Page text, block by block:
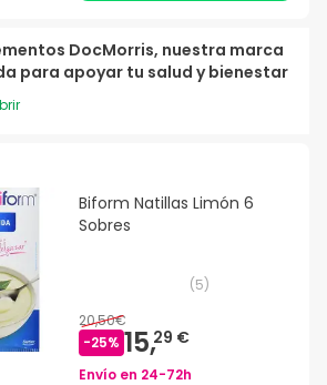
DocMorris, nuestra marca
para apoyar tu salud y bienestar
Biform Natillas Limón 6
Sobres
(5)
20,50€
-25% 15,29 €
Envío en 24-72h